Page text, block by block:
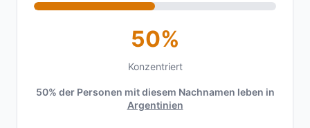
50%
Konzentriert
50% der Personen mit diesem Nachnamen leben in
Argentinien